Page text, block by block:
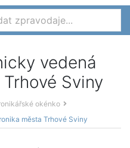
vedená
Sviny
okénko
města Trhové Sviny